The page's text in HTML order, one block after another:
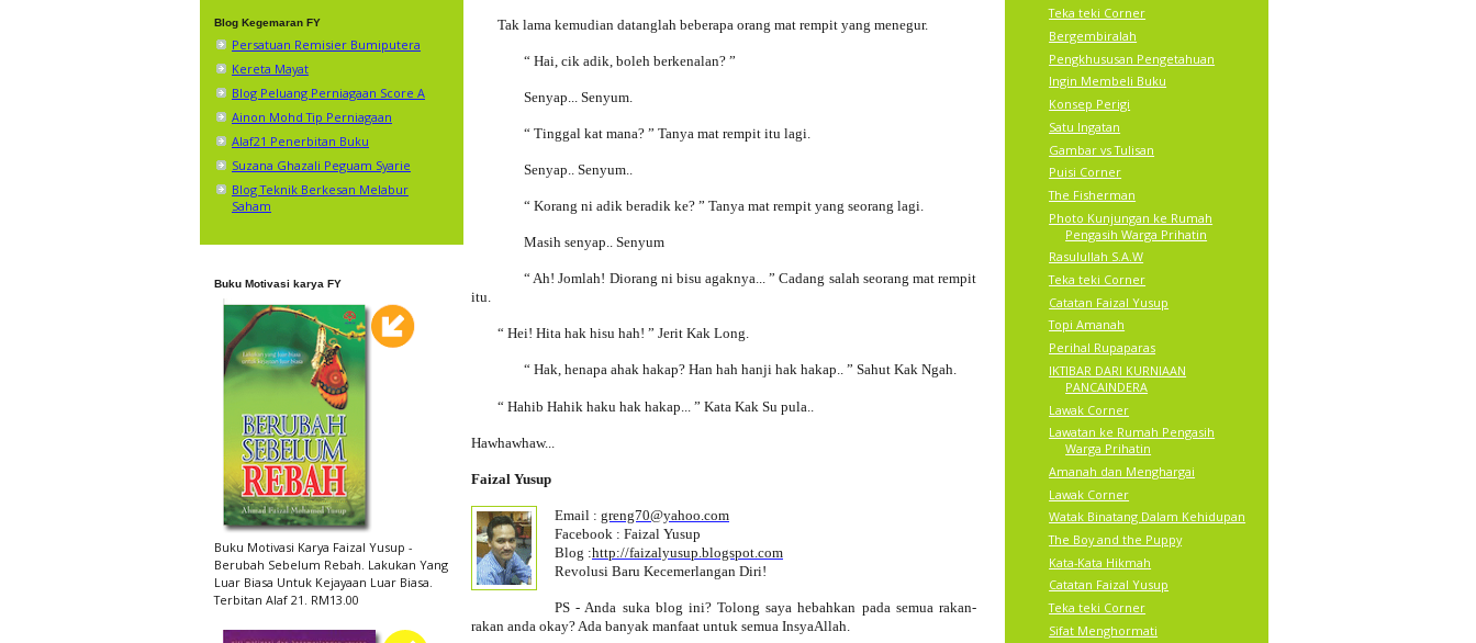
Blog Kegemaran FY
Persatuan Remisier Bumiputera
Kereta Mayat
Blog Peluang Perniagaan Score A
Ainon Mohd Tip Perniagaan
Alaf21 Penerbitan Buku
Suzana Ghazali Peguam Syarie
Blog Teknik Berkesan Melabur
Saham
Buku Motivasi karya FY
Buku Motivasi Karya Faizal Yusup -
Berubah Sebelum Rebah. Lakukan Yang
Luar Biasa Untuk Kejayaan Luar Biasa.
Terbitan Alaf 21. RM13.00
Tak lama kemudian datanglah beberapa orang mat rempit yang menegur.
“ Hai, cik adik, boleh berkenalan? ”
Senyap... Senyum.
“ Tinggal kat mana? ” Tanya mat rempit itu lagi.
Senyap.. Senyum..
“ Korang ni adik beradik ke? ” Tanya mat rempit yang seorang lagi.
Masih senyap.. Senyum
“ Ah! Jomlah! Diorang ni bisu agaknya... ” Cadang salah seorang mat rempit
itu.
“ Hei! Hita hak hisu hah! ” Jerit Kak Long.
“ Hak, henapa ahak hakap? Han hah hanji hak hakap.. ” Sahut Kak Ngah.
“ Hahib Hahik haku hak hakap... ” Kata Kak Su pula..
Hawhawhaw...
Faizal Yusup
Email : greng70@yahoo.com
Facebook : Faizal Yusup
Blog :http://faizalyusup.blogspot.com
Revolusi Baru Kecemerlangan Diri!
PS - Anda suka blog ini? Tolong saya hebahkan pada semua rakan-
rakan anda okay? Ada banyak manfaat untuk semua InsyaAllah.
Teka teki Corner
Bergembiralah
Pengkhususan Pengetahuan
Ingin Membeli Buku
Konsep Perigi
Satu Ingatan
Gambar vs Tulisan
Puisi Corner
The Fisherman
Photo Kunjungan ke Rumah
Pengasih Warga Prihatin
Rasulullah S.A.W
Teka teki Corner
Catatan Faizal Yusup
Topi Amanah
Perihal Rupaparas
IKTIBAR DARI KURNIAAN
PANCAINDERA
Lawak Corner
Lawatan ke Rumah Pengasih
Warga Prihatin
Amanah dan Menghargai
Lawak Corner
Watak Binatang Dalam Kehidupan
The Boy and the Puppy
Kata-Kata Hikmah
Catatan Faizal Yusup
Teka teki Corner
Sifat Menghormati